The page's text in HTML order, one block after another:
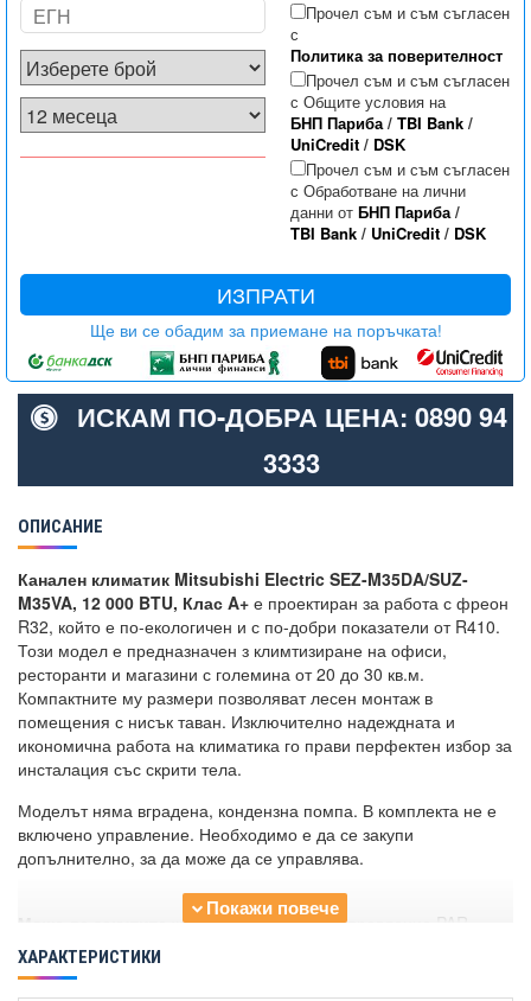
Прочел съм и съм съгласен
с
Политика за поверителност
Прочел съм и съм съгласен
с Общите условия на
БНП Париба/ TBI Bank/
UniCredit/ DSK
Прочел съм и съм съгласен
с Обработване на лични
данни от БНП Париба/
TBI Bank/ UniCredit/ DSK
ИЗПРАТИ
Ще ви се обадим за приемане на поръчката!
ИСКАМ ПО-ДОБРА ЦЕНА: 0890 94
3333
ОПИСАНИЕ
Канален климатик Mitsubishi Electric SEZ-M35DA/SUZ-
M35VA, 12 000 BTU, Клас A+ е проектиран за работа с фреон
R32, който е по-екологичен и с по-добри показатели от R410.
Този модел е предназначен з климтизиране на офиси,
ресторанти и магазини с големина от 20 до 30 кв.м.
Компактните му размери позволяват лесен монтаж в
помещения с нисък таван. Изключително надеждната и
икономична работа на климатика го прави перфектен избор за
инсталация със скрити тела.
Моделът няма вградена, кондензна помпа. В комплекта не е
включено управление. Необходимо е да се закупи
допълнително, за да може да се управлява.
Може да закупите
жично дистанционно управление PAR-
41MAA на цена от 390 лв.
ХАРАКТЕРИСТИКИ